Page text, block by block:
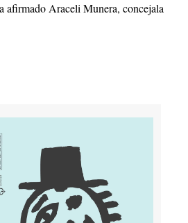
afirmado Araceli Munera, concejala